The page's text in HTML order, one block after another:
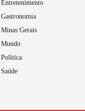
Entretenimento
Gastronomia
Minas Gerais
Mundo
Política
Saúde